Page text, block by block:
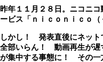
昨年１１月２８日。ニコニ
ービス「ｎｉｃｏｎｉｃｏ（
しかし！ 発表直後にネット
全部いらん！ 動画再生が遅
が集中する事態に！ その一